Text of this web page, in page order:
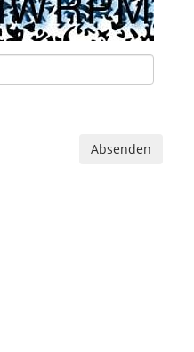
Absenden